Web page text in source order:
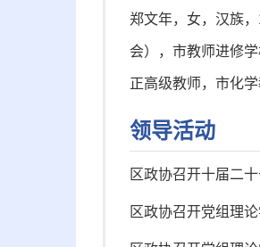
郑文年，女，汉族
会），市教师进修
正高级教师，市化
领导活动
区政协召开十届二
区政协召开党组理